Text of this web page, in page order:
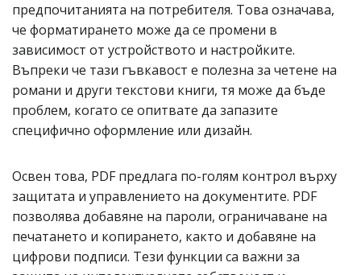
предпочитанията на потребителя. Това означава,
че форматирането може да се промени в
зависимост от устройството и настройките.
Въпреки че тази гъвкавост е полезна за четене на
романи и други текстови книги, тя може да бъде
проблем, когато се опитвате да запазите
специфично оформление или дизайн.
Освен това, PDF предлага по-голям контрол върху
защитата и управлението на документите. PDF
позволява добавяне на пароли, ограничаване на
печатането и копирането, както и добавяне на
цифрови подписи. Тези функции са важни за